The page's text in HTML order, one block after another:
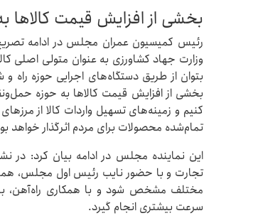
بخشی از افزایش قیمت کالاها
رئیس کمیسیون عمران مجلس در ادامه
وزارت جهاد کشاورزی به عنوان متولی اصلی
بتوان از طریق دستگاه‌های اجرایی حوزه راه
بخشی از افزایش قیمت کالاها به حوزه
کنیم و زمینه‌های تسهیل واردات کالا از
تمام‌شده محصولات برای مردم اثرگذار خواهد
این نماینده مجلس در ادامه بیان کرد: در
تجارت و با حضور نایب رئیس اول مجلس،
مختلف مشخص شود و با همکاری راه‌آهن،
سرعت بیشتری انجام گیرد.